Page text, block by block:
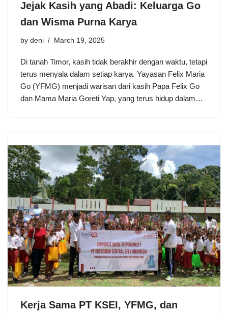
Jejak Kasih yang Abadi: Keluarga Go
dan Wisma Purna Karya
by deni March 19, 2025
Di tanah Timor, kasih tidak berakhir dengan waktu, tetapi
terus menyala dalam setiap karya. Yayasan Felix Maria
Go (YFMG) menjadi warisan dari kasih Papa Felix Go
dan Mama Maria Goreti Yap, yang terus hidup dalam…
Kerja Sama PT KSEI, YFMG, dan